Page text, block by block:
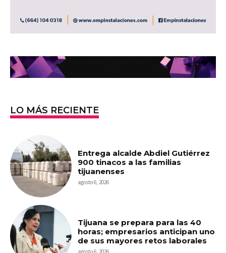
LO MÁS RECIENTE
Entrega alcalde Abdiel Gutiérrez
900 tinacos a las familias
tijuanenses
agosto 6, 2026
Tijuana se prepara para las 40
horas; empresarios anticipan uno
de sus mayores retos laborales
agosto 6, 2026